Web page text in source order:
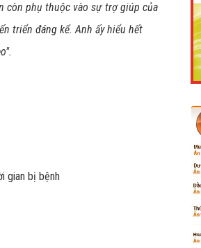
còn phụ thuộc vào sự trợ giúp của
triển đáng kể. Anh ấy hiểu hết